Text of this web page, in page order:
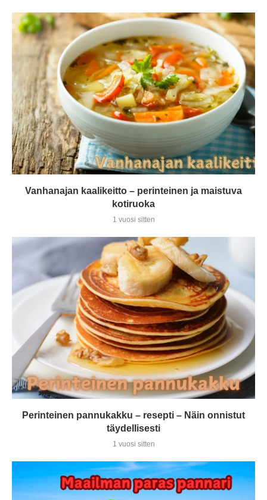
Vanhanajan kaalikeitto – perinteinen ja maistuva
kotiruoka
1 vuosi sitten
Perinteinen pannukakku – resepti – Näin onnistut
täydellisesti
1 vuosi sitten